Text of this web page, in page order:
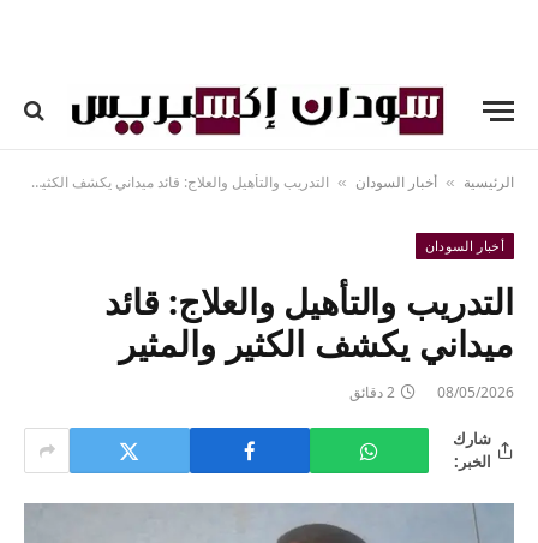
الرئيسية » أخبار السودان » التدريب والتأهيل والعلاج: قائد ميداني يكشف الكثير والمثير
أخبار السودان
التدريب والتأهيل والعلاج: قائد
ميداني يكشف الكثير والمثير
08/05/2026 2 دقائق
شارك
الخبر: